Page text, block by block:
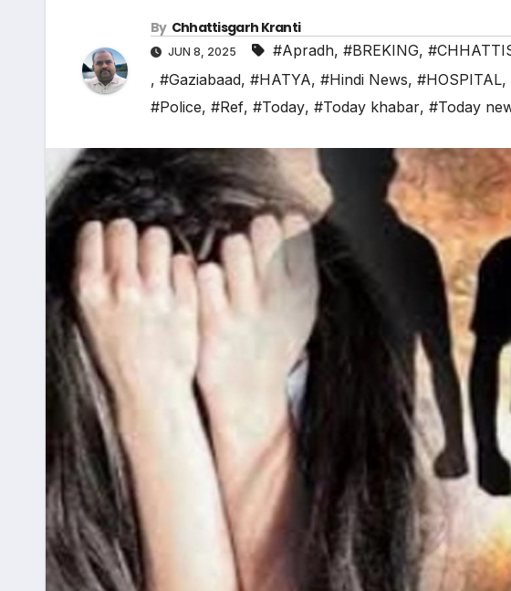
By Chhattisgarh Kranti
JUN 8, 2025 #Apradh, #BREKING,
, #Gaziabaad, #HATYA, #Hindi News, #HOSPITAL,
#Police, #Ref, #Today, #Today khabar, #Today